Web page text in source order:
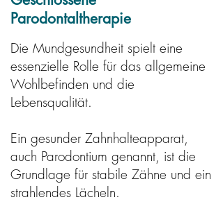
Parodontaltherapie
Die Mundgesundheit spielt eine
essenzielle Rolle für das allgemeine
Wohlbefinden und die
Lebensqualität.
Ein gesunder Zahnhalteapparat,
auch Parodontium genannt, ist die
Grundlage für stabile Zähne und ein
strahlendes Lächeln.